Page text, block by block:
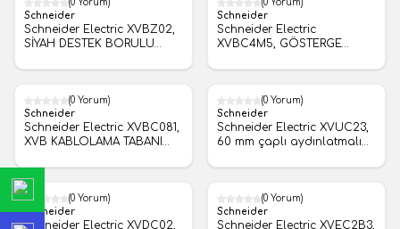
24 V AC/DC
(0 Yorum)
Schneider
Schneider Electric XVBZ02,
SİYAH DESTEK BORULU
(0 Yorum)
Schneider
Schneider Electric
XVBC4M5, GÖSTERGE
+SEÇENEKLER
(0 Yorum)
Schneider
Schneider Electric XVBC081,
XVB KABLOLAMA TABANI
(0 Yorum)
Schneider
Schneider Electric XVUC23,
60 mm çaplı aydınlatmalı
IP65 - 24 V
(0 Yorum)
Schneider
Schneider Electric XVDC02,
(0 Yorum)
Schneider
Schneider Electric XVEC2B3,